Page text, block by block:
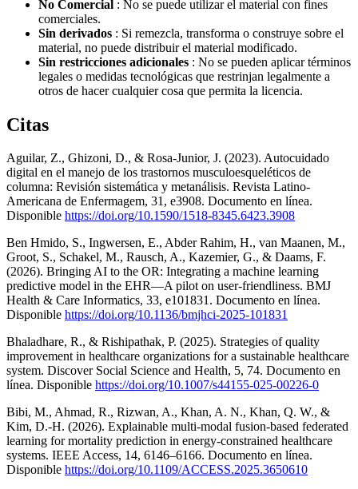
No Comercial : No se puede utilizar el material con fines
comerciales.
Sin derivados : Si remezcla, transforma o construye sobre el
material, no puede distribuir el material modificado.
Sin restricciones adicionales : No se pueden aplicar términos
legales o medidas tecnológicas que restrinjan legalmente a
otros de hacer cualquier cosa que permita la licencia.
Citas
Aguilar, Z., Ghizoni, D., & Rosa-Junior, J. (2023). Autocuidado
digital en el manejo de los trastornos musculoesqueléticos de
columna: Revisión sistemática y metanálisis. Revista Latino-
Americana de Enfermagem, 31, e3908. Documento en línea.
Disponible https://doi.org/10.1590/1518-8345.6423.3908
Ben Hmido, S., Ingwersen, E., Abder Rahim, H., van Maanen, M.,
Groot, S., Schakel, M., Rausch, A., Kazemier, G., & Daams, F.
(2026). Bringing AI to the OR: Integrating a machine learning
predictive model in the EHR—A pilot on user-friendliness. BMJ
Health & Care Informatics, 33, e101831. Documento en línea.
Disponible https://doi.org/10.1136/bmjhci-2025-101831
Bhaladhare, R., & Rishipathak, P. (2025). Strategies of quality
improvement in healthcare organizations for a sustainable healthcare
system. Discover Social Science and Health, 5, 74. Documento en
línea. Disponible https://doi.org/10.1007/s44155-025-00226-0
Bibi, M., Ahmad, R., Rizwan, A., Khan, A. N., Khan, Q. W., &
Kim, D.-H. (2026). Explainable multi-modal fusion-based federated
learning for mortality prediction in energy-constrained healthcare
systems. IEEE Access, 14, 6146–6166. Documento en línea.
Disponible https://doi.org/10.1109/ACCESS.2025.3650610